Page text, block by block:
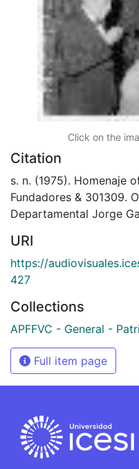
Click on the
Citation
s. n. (1975). Homenaje
Fundadores & 301309.
Departamental Jorge
URI
https://
427
Collections
APFFVC - General -
Full item page